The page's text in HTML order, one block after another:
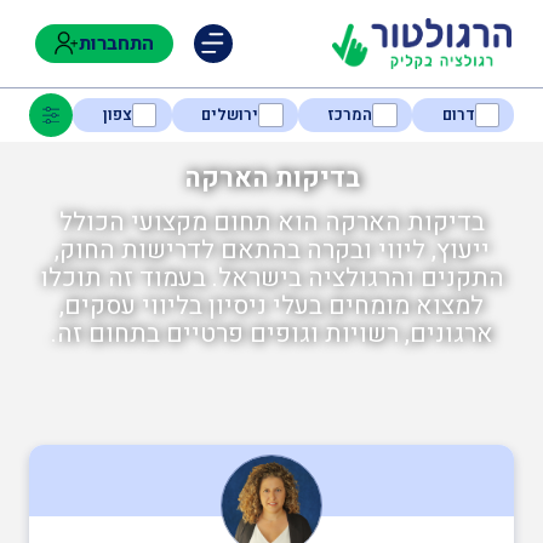
התחברות
דרום המרכז ירושלים צפון
בדיקות הארקה
בדיקות הארקה הוא תחום מקצועי הכולל
ייעוץ, ליווי ובקרה בהתאם לדרישות החוק,
התקנים והרגולציה בישראל. בעמוד זה תוכלו
למצוא מומחים בעלי ניסיון בליווי עסקים,
ארגונים, רשויות וגופים פרטיים בתחום זה.
נגישות
חקלאות
בריאות